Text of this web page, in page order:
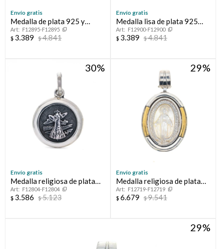
Envío gratis
Medalla de plata 925 y
double en oro 18 ktes,
ARBOL DE LA VIDA
F12895-F12895
$ 3.389 $4.841
Envío gratis
Medalla lisa de plata 925
para grabar
F12900-F12900
$ 3.389 $4.841
30
Envío gratis
Medalla religiosa de plata
925, VIRGEN DEL LORETO.
F12804-F12804
$ 3.586 $5.123
29
Envío gratis
Medalla religiosa de plata
925, double en oro 18 ktes y
nácar, MILAGROSA.
F12719-F12719
$ 6.679 $9.541
29